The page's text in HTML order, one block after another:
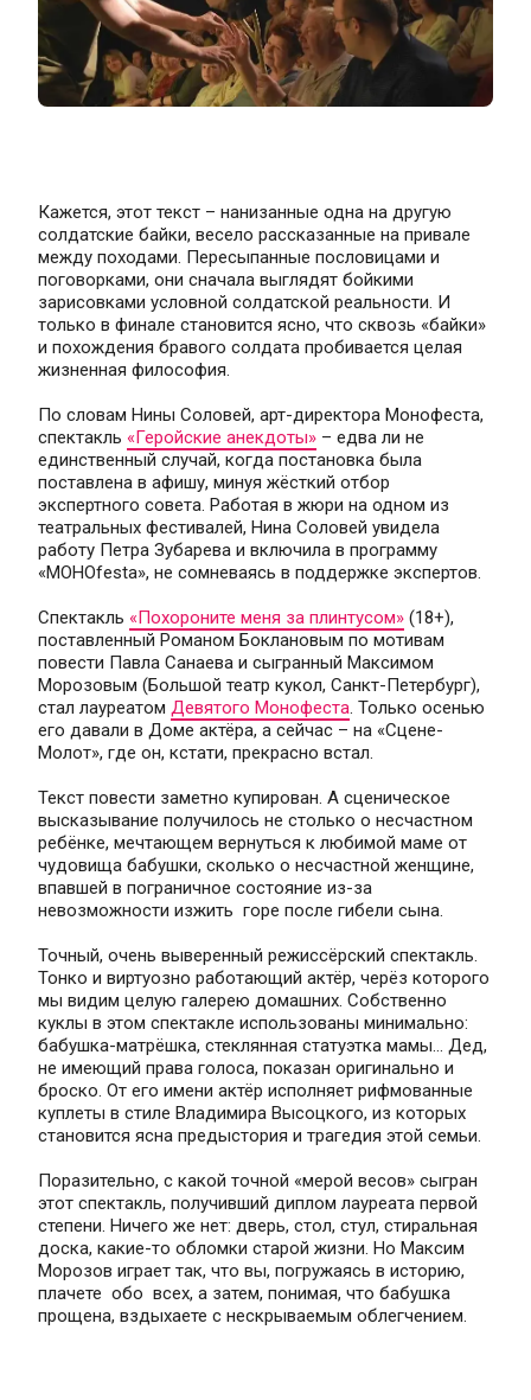
Кажется, этот текст – нанизанные одна на другую
солдатские байки, весело рассказанные на привале
между походами. Пересыпанные пословицами и
поговорками, они сначала выглядят бойкими
зарисовками условной солдатской реальности. И
только в финале становится ясно, что сквозь «байки»
и похождения бравого солдата пробивается целая
жизненная философия.
По словам Нины Соловей, арт-директора Монофеста,
спектакль «Геройские анекдоты» – едва ли не
единственный случай, когда постановка была
поставлена в афишу, минуя жёсткий отбор
экспертного совета. Работая в жюри на одном из
театральных фестивалей, Нина Соловей увидела
работу Петра Зубарева и включила в программу
«МОНОfestа», не сомневаясь в поддержке экспертов.
Спектакль «Похороните меня за плинтусом» (18+),
поставленный Романом Боклановым по мотивам
повести Павла Санаева и сыгранный Максимом
Морозовым (Большой театр кукол, Санкт-Петербург),
стал лауреатом Девятого Монофеста. Только осенью
его давали в Доме актёра, а сейчас – на «Сцене-
Молот», где он, кстати, прекрасно встал.
Текст повести заметно купирован. А сценическое
высказывание получилось не столько о несчастном
ребёнке, мечтающем вернуться к любимой маме от
чудовища бабушки, сколько о несчастной женщине,
впавшей в пограничное состояние из-за
невозможности изжить  горе после гибели сына.
Точный, очень выверенный режиссёрский спектакль.
Тонко и виртуозно работающий актёр, черёз которого
мы видим целую галерею домашних. Собственно
куклы в этом спектакле использованы минимально:
бабушка-матрёшка, стеклянная статуэтка мамы... Дед,
не имеющий права голоса, показан оригинально и
броско. От его имени актёр исполняет рифмованные
куплеты в стиле Владимира Высоцкого, из которых
становится ясна предыстория и трагедия этой семьи.
Поразительно, с какой точной «мерой весов» сыгран
этот спектакль, получивший диплом лауреата первой
степени. Ничего же нет: дверь, стол, стул, стиральная
доска, какие-то обломки старой жизни. Но Максим
Морозов играет так, что вы, погружаясь в историю,
плачете  обо  всех, а затем, понимая, что бабушка
прощена, вздыхаете с нескрываемым облегчением.